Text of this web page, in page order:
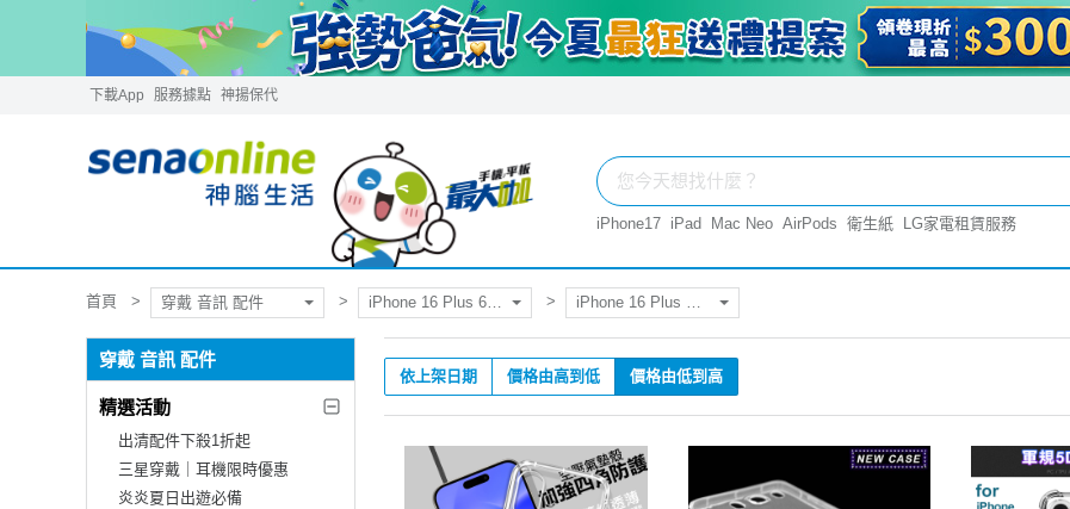
下載App 服務據點 神揚保代
iPhone17 iPad Mac Neo AirPods 衛生紙 LG家電租賃服務
首頁 穿戴 音訊 配件
穿戴 音訊 配件
精選活動
出清配件下殺1折起
三星穿戴｜耳機限時優惠
炎炎夏日出遊必備
依上架日期 價格由高到低 價格由低到高